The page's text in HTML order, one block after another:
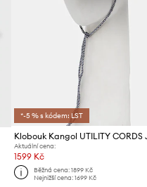
*-5 % s kódem: LST
Aktuální cena:
1599 Kč
Běžná cena: 1899 Kč
Nejnižší cena: 1699 Kč